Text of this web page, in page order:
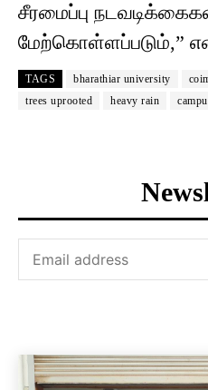
சீரமைப்பு
மேற்கொள்ளப்படும்,”
TAGS bharathiar university
trees uprooted
heavy rain